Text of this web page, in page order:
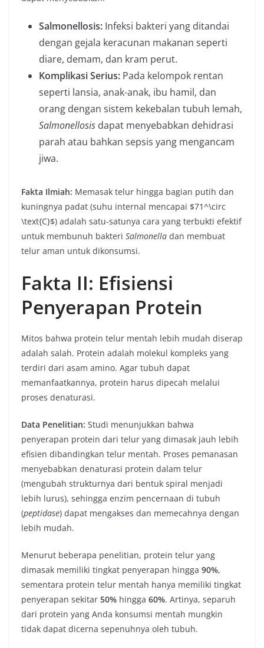
Salmonellosis: Infeksi bakteri yang ditandai
dengan gejala keracunan makanan seperti
diare, demam, dan kram perut.
Komplikasi Serius: Pada kelompok rentan
seperti lansia, anak-anak, ibu hamil, dan
orang dengan sistem kekebalan tubuh lemah,
Salmonellosis dapat menyebabkan dehidrasi
parah atau bahkan sepsis yang mengancam
jiwa.
Fakta Ilmiah: Memasak telur hingga bagian putih dan
kuningnya padat (suhu internal mencapai $71^\circ
\text{C}$) adalah satu-satunya cara yang terbukti efektif
untuk membunuh bakteri Salmonella dan membuat
telur aman untuk dikonsumsi.
Fakta II: Efisiensi
Penyerapan Protein
Mitos bahwa protein telur mentah lebih mudah diserap
adalah salah. Protein adalah molekul kompleks yang
terdiri dari asam amino. Agar tubuh dapat
memanfaatkannya, protein harus dipecah melalui
proses denaturasi.
Data Penelitian: Studi menunjukkan bahwa
penyerapan protein dari telur yang dimasak jauh lebih
efisien dibandingkan telur mentah. Proses pemanasan
menyebabkan denaturasi protein dalam telur
(mengubah strukturnya dari bentuk spiral menjadi
lebih lurus), sehingga enzim pencernaan di tubuh
(peptidase) dapat mengakses dan memecahnya dengan
lebih mudah.
Menurut beberapa penelitian, protein telur yang
dimasak memiliki tingkat penyerapan hingga 90%,
sementara protein telur mentah hanya memiliki tingkat
penyerapan sekitar 50% hingga 60%. Artinya, separuh
dari protein yang Anda konsumsi mentah mungkin
tidak dapat dicerna sepenuhnya oleh tubuh.